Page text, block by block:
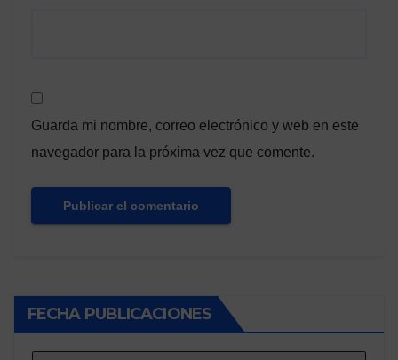
Guarda mi nombre, correo electrónico y web en este
navegador para la próxima vez que comente.
FECHA PUBLICACIONES